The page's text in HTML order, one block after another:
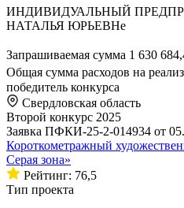
ИНДИВИДУАЛЬНЫЙ
НАТАЛЬЯ ЮРЬЕВНе
Запрашиваемая сумма 1 630
Общая сумма расходов на
победитель конкурса
Свердловская область
Второй конкурс 2025
Заявка ПФКИ-25-2-014934 от
Короткометражный
Серая зона»
Рейтинг: 76,5
Тип проекта